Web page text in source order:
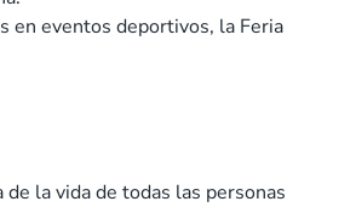
en eventos deportivos, la Feria
la vida de todas las personas